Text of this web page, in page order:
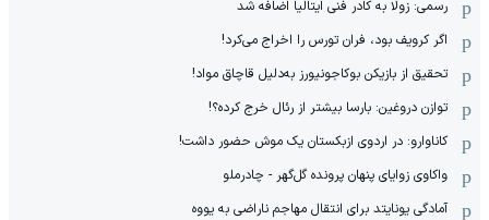
رسمی: زولا به کادر فنی ایتالیا اضافه شد
اگر کرویف بود، فران تورس را اخراج می‌کرد!
تحقیق از بازیکن بوکاجونیورز به‌دلیل قاچاق مواد!
توازن دروغین: بارسا بیشتر از رئال خرج کرده؟!
کاناوارو: در اردوی ازبکستان یک موش حضور داشت!
واکاوی زوایای پنهان پرونده گل‌گهر - چادرملو
آمادگی یونایتد برای انتقال مهاجم ناراضی به یووه